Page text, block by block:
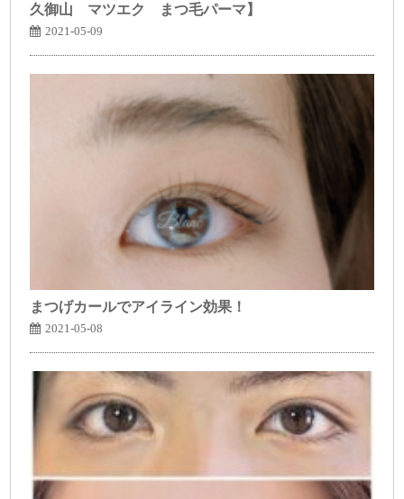
久御山 マツエク まつ毛パーマ】
2021-05-09
まつげカールでアイライン効果！
2021-05-08